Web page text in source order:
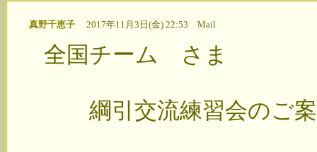
真野千恵子 2017年11月3日(金) 22:53 Mail
全国チーム さま
綱引交流練習会のご